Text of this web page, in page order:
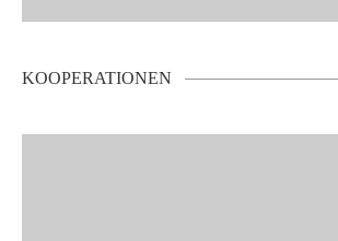
KOOPERATIONEN